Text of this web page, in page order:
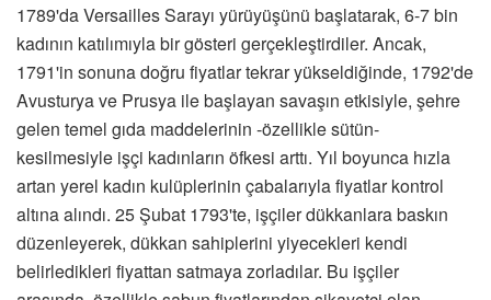
1789'da Versailles Sarayı yürüyüşünü başlatarak, 6-7 bin
kadının katılımıyla bir gösteri gerçekleştirdiler. Ancak,
1791'in sonuna doğru fiyatlar tekrar yükseldiğinde, 1792'de
Avusturya ve Prusya ile başlayan savaşın etkisiyle, şehre
gelen temel gıda maddelerinin -özellikle sütün-
kesilmesiyle işçi kadınların öfkesi arttı. Yıl boyunca hızla
artan yerel kadın kulüplerinin çabalarıyla fiyatlar kontrol
altına alındı. 25 Şubat 1793'te, işçiler dükkanlara baskın
düzenleyerek, dükkan sahiplerini yiyecekleri kendi
belirledikleri fiyattan satmaya zorladılar. Bu işçiler